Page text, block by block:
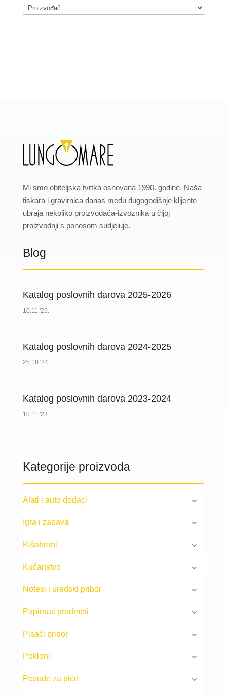
Mi smo obiteljska tvrtka osnovana 1990. godine. Naša
tiskara i gravirnica danas među dugogodišnje klijente
ubraja nekoliko proizvođača-izvoznika u čijoj
proizvodnji s ponosom sudjeluje.
Blog
Katalog poslovnih darova 2025-2026
10.11.'25.
Katalog poslovnih darova 2024-2025
25.10.'24.
Katalog poslovnih darova 2023-2024
10.11.'23.
Kategorije proizvoda
Alati i auto dodaci
Igra i zabava
Kišobrani
Kućanstvo
Notesi i uredski pribor
Papirnati predmeti
Pisaći pribor
Pokloni
Posuđe za piće